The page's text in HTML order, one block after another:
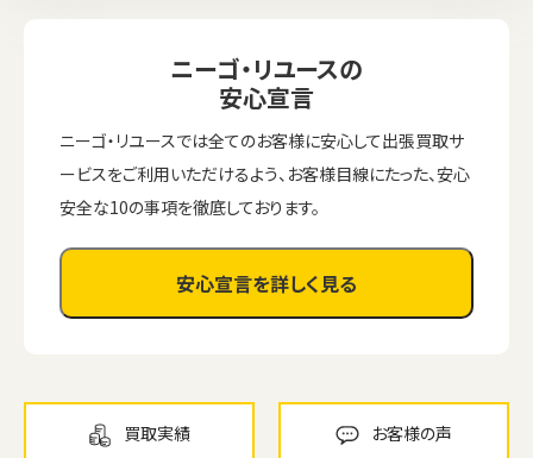
ニーゴ・リユースの
安心宣言
ニーゴ・リユースでは全てのお客様に安心して出張買取サ
ービスをご利用いただけるよう、お客様目線にたった、安心
安全な10の事項を徹底しております。
安心宣言を詳しく見る
買取実績 お客様の声